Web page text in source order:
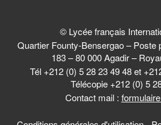
© Lycée français
Quartier Founty-Bensergao – Poste
183 – 80 000 Agadir –
Tél +212 (0) 5 28 23 49 48 et
Télécopie +212 (0) 5
Contact mail :